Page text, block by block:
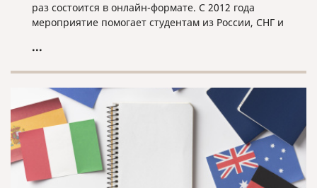
раз состоится в онлайн-формате. С 2012 года
мероприятие помогает студентам из России, СНГ и
высшего образования.
...